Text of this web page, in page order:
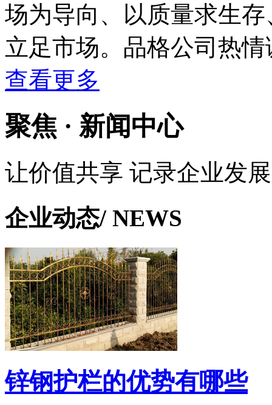
场为导向、以质量求生
立足市场。品格公司热
查看更多
聚焦 · 新闻中心
让价值共享 记录企业发
企业动态/ NEWS
锌钢护栏的优势有哪些